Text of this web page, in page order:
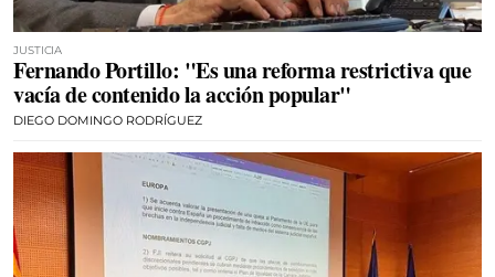
JUSTICIA
Fernando Portillo: "Es una reforma restrictiva que
vacía de contenido la acción popular"
DIEGO DOMINGO RODRÍGUEZ